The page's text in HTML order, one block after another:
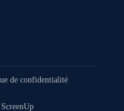
de confidentialité
ScreenUp